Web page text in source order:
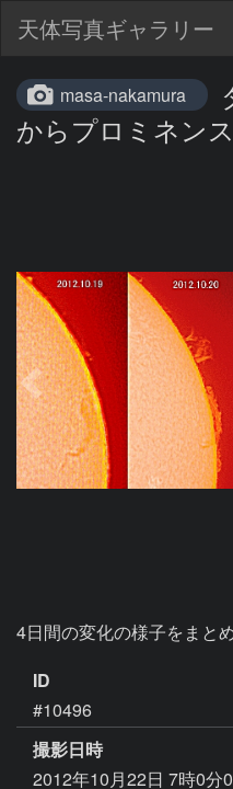
天体写真ギャラリー
masa-nakamura
からプロミネン
4日間の変化の様子をまとめ
ID
#10496
撮影日時
2012年10月22日 7時0分